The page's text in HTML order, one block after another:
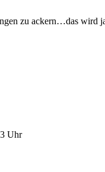
zu ackern…das wird
Uhr